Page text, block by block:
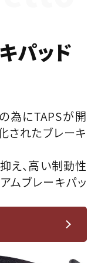
パッド
為にTAPSが開
されたブレーキ
え、高い制動性
ムブレーキパッ